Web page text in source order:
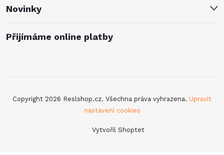
Novinky
Přijímáme online platby
Vytvořil Shoptet
Copyright 2026 Reslshop.cz. Všechna práva vyhrazena. Upravit
nastavení cookies